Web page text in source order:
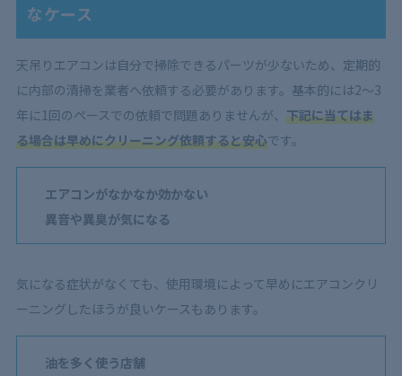
なケース
天吊りエアコンは自分で掃除できるパーツが少ないため、定期的
に内部の清掃を業者へ依頼する必要があります。基本的には2～3
年に1回のペースでの依頼で問題ありませんが、 下記に当てはま
る場合は早めにクリーニング依頼すると安心です。
エアコンがなかなか効かない
異音や異臭が気になる
気になる症状がなくても、使用環境によって早めにエアコンクリ
ーニングしたほうが良いケースもあります。
油を多く使う店舗